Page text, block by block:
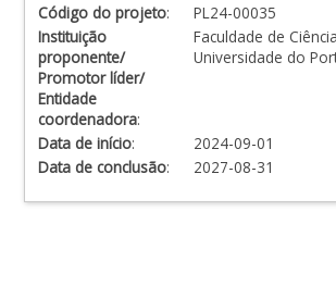
Código do projeto:
PL24-00035
Instituição
proponente/
Promotor líder/
Entidade
coordenadora:
Faculdade de
Universidade do
Data de início:
2024-09-01
Data de conclusão: 2027-08-31